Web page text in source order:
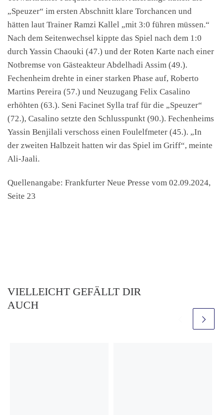
„Speuzer“ im ersten Abschnitt klare Torchancen und
hätten laut Trainer Ramzi Kallel „mit 3:0 führen müssen.“
Nach dem Seitenwechsel kippte das Spiel nach dem 1:0
durch Yassin Chaouki (47.) und der Roten Karte nach einer
Notbremse von Gästeakteur Abdelhadi Assim (49.).
Fechenheim drehte in einer starken Phase auf, Roberto
Martins Pereira (57.) und Neuzugang Felix Casalino
erhöhten (63.). Seni Facinet Sylla traf für die „Speuzer“
(72.), Casalino setzte den Schlusspunkt (90.). Fechenheims
Yassin Benjilali verschoss einen Foulelfmeter (45.). „In
der zweiten Halbzeit hatten wir das Spiel im Griff“, meinte
Ali-Jaali.
Quellenangabe: Frankfurter Neue Presse vom 02.09.2024,
Seite 23
VIELLEICHT GEFÄLLT DIR
AUCH